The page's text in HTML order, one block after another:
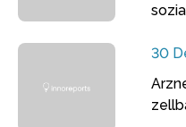
30